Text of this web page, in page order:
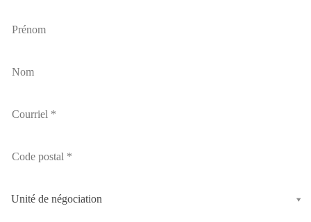
Unité de négociation